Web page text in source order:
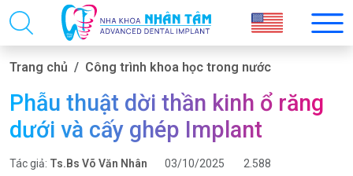
Trang chủ Công trình khoa học trong nước
Phẫu thuật dời thần kinh ổ răng
dưới và cấy ghép Implant
Tác giả: Ts.Bs Võ Văn Nhân 03/10/2025 2.588